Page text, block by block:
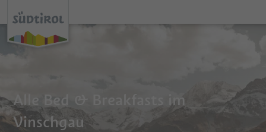
Alle Bed & Breakfasts im
Vinschgau